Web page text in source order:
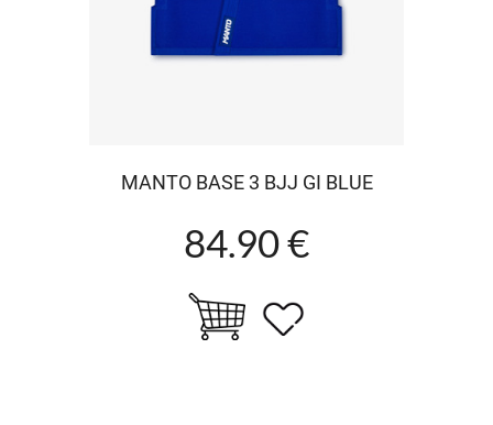
MANTO BASE 3 BJJ GI BLUE
84.90 €